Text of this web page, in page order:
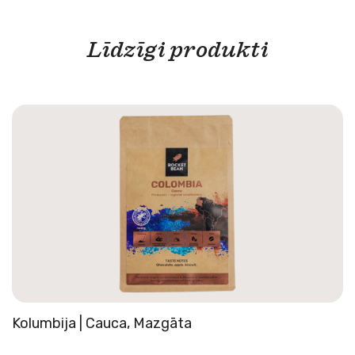
Līdzīgi produkti
Kolumbija | Cauca, Mazgāta